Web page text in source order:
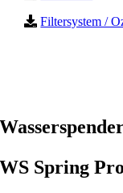
Filtersystem /
WS Spring